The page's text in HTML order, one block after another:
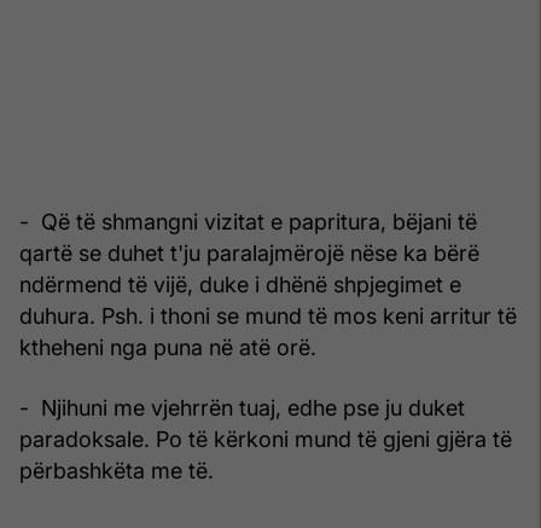
- Që të shmangni vizitat e papritura, bëjani të
qartë se duhet t'ju paralajmërojë nëse ka bërë
ndërmend të vijë, duke i dhënë shpjegimet e
duhura. Psh. i thoni se mund të mos keni arritur të
ktheheni nga puna në atë orë.
- Njihuni me vjehrrën tuaj, edhe pse ju duket
paradoksale. Po të kërkoni mund të gjeni gjëra të
përbashkëta me të.